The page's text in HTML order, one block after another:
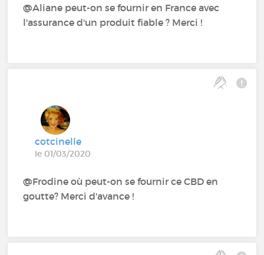
@Aliane peut-on se fournir en France avec
l'assurance d'un produit fiable ? Merci !
cotcinelle
le 01/03/2020
@Frodine où peut-on se fournir ce CBD en
goutte? Merci d'avance !